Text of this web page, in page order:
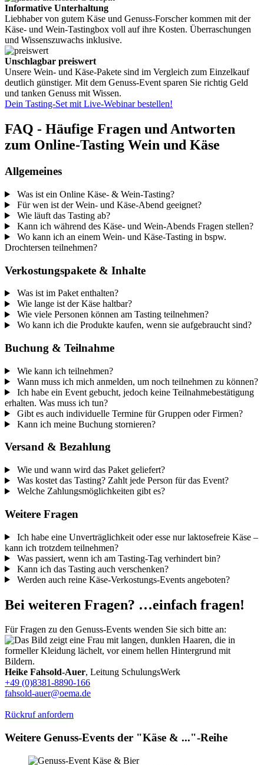
Informative Unterhaltung
Liebhaber von gutem Käse und Genuss-Forscher kommen mit der
Käse- und Wein-Tastingbox voll auf ihre Kosten. Überraschungen
und Wissenszuwachs inklusive.
Unschlagbar preiswert
Unsere Wein- und Käse-Pakete sind im Vergleich zum Einzelkauf
deutlich günstiger. Mit dem Genuss-Event sparen Sie richtig Geld
und tanken Genuss mit Wissen.
Dein Tasting-Set mit Live-Webinar bestellen!
FAQ - Häufige Fragen und Antworten
zum Online-Tasting Wein und Käse
Allgemeines
Was ist ein Online Käse- & Wein-Tasting?
Für wen ist der Wein- und Käse-Abend geeignet?
Wie läuft das Tasting ab?
Kann ich während des Käse- und Wein-Abends Fragen stellen?
Wo kann ich an einem Wein- und Käse-Tasting in bspw.
Drochtersen teilnehmen?
Verkostungspakete & Inhalte
Was ist im Paket enthalten?
Wie lange ist der Käse haltbar?
Wie viele Personen können am Tasting teilnehmen?
Wo kann ich die Produkte kaufen, wenn sie aufgebraucht sind?
Buchung & Teilnahme
Wie kann ich teilnehmen?
Wann muss ich mich anmelden, um noch teilnehmen zu können?
Ich habe ein Event gebucht, jedoch keine Teilnahmebestätigung
erhalten. Was muss ich tun?
Gibt es auch individuelle Termine für Gruppen oder Firmen?
Kann ich meine Buchung stornieren?
Versand & Bezahlung
Wie und wann wird das Paket geliefert?
Was kostet das Tasting? Zahlt jede Person für das Event?
Welche Zahlungsmöglichkeiten gibt es?
Weitere Fragen
Ich habe eine Unverträglichkeit oder esse nur laktosefreie Käse –
kann ich trotzdem teilnehmen?
Was passiert, wenn ich am Tasting-Tag verhindert bin?
Kann ich das Tasting auch verschenken?
Werden auch reine Käse-Verkostungs-Events angeboten?
Bei weiteren Fragen? …einfach fragen!
Für Fragen zu den Genuss-Events wenden Sie sich bitte an:
Heike Fahsold-Auer, Leitung SchulungsWerk
+49 (0)8381-8890-166
fahsold-auer@oema.de
Rückruf anfordern
Weitere Genuss-Events der "Käse & ..."-Reihe